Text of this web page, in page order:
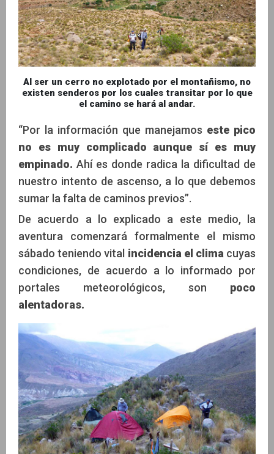
Al ser un cerro no explotado por el montañismo, no
existen senderos por los cuales transitar por lo que
el camino se hará al andar.
“Por la información que manejamos este pico
no es muy complicado aunque sí es muy
empinado. Ahí es donde radica la dificultad de
nuestro intento de ascenso, a lo que debemos
sumar la falta de caminos previos”.
De acuerdo a lo explicado a este medio, la
aventura comenzará formalmente el mismo
sábado teniendo vital incidencia el clima cuyas
condiciones, de acuerdo a lo informado por
portales meteorológicos, son poco
alentadoras.